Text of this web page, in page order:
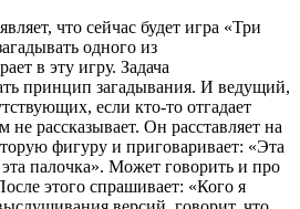
что сейчас будет игра «Три
одного из
в эту игру. Задача
принцип загадывания. И ведущий,
если кто-то отгадает
рассказывает. Он расставляет на
фигуру и приговаривает: «Эта
палочка». Может говорить и про
этого спрашивает: «Кого я